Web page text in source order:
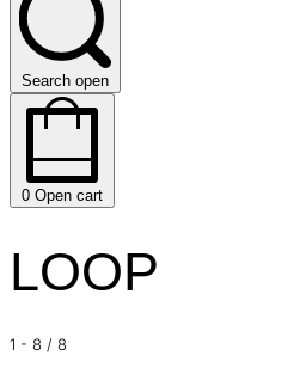
Search open
0 Open cart
LOOP
1 - 8 / 8